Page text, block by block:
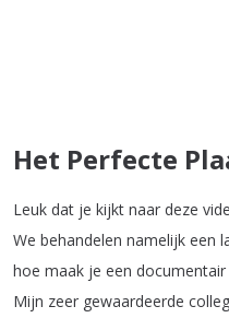
Het Perfecte
Leuk dat je kijkt naar deze
We behandelen namelijk een
hoe maak je een documentair
Mijn zeer gewaardeerde